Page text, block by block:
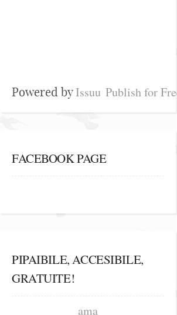
Powered byIssuu Publish for
FACEBOOK PAGE
PIPAIBILE, ACCESIBILE,
GRATUITE!
ama